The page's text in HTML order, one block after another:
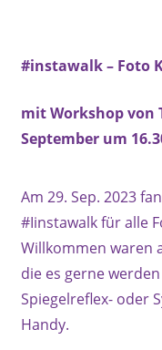
#instawalk – Foto
mit Workshop von
September um
Am 29. Sep. 2023
#Iinstawalk für alle
Willkommen waren
die es gerne
Spiegelreflex- oder
Handy.